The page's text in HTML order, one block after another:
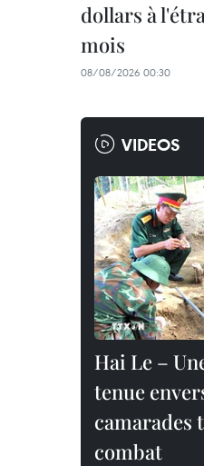
dollars à
mois
08/08/2026 00:30
VIDEOS
Hai Le –
tenue
camarades
combat